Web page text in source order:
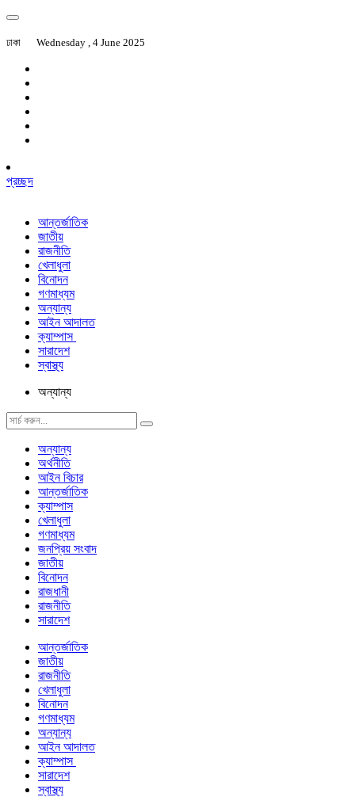
ঢাকা Wednesday , 4 June 2025
প্রচ্ছদ
আন্তর্জাতিক
জাতীয়
রাজনীতি
খেলাধুলা
বিনোদন
গণমাধ্যম
অন্যান্য
আইন আদালত
ক্যাম্পাস
সারাদেশ
স্বাস্থ্য
অন্যান্য
অন্যান্য
অর্থনীতি
আইন বিচার
আন্তর্জাতিক
ক্যাম্পাস
খেলাধুলা
গণমাধ্যম
জনপ্রিয় সংবাদ
জাতীয়
বিনোদন
রাজধানী
রাজনীতি
সারাদেশ
আন্তর্জাতিক
জাতীয়
রাজনীতি
খেলাধুলা
বিনোদন
গণমাধ্যম
অন্যান্য
আইন আদালত
ক্যাম্পাস
সারাদেশ
স্বাস্থ্য